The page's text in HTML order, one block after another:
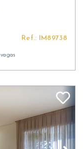
Ref.: IM89738